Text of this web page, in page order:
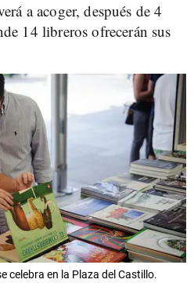
a acoger, después de 4
14 libreros ofrecerán sus
celebra en la Plaza del Castillo.